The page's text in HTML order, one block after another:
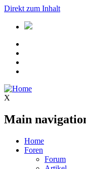
Direkt zum Inhalt
X
Main
Home
Foren
Forum